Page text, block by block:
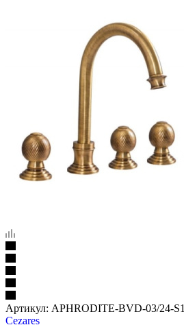
Артикул: APHRODITE-BVD-03/24-S1
Cezares